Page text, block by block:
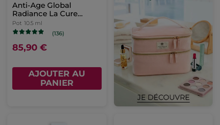
Anti-Age Global
Radiance La Cure
Illuminatrice
Pot 10.5 ml
(136)
85,90 €
AJOUTER AU
PANIER